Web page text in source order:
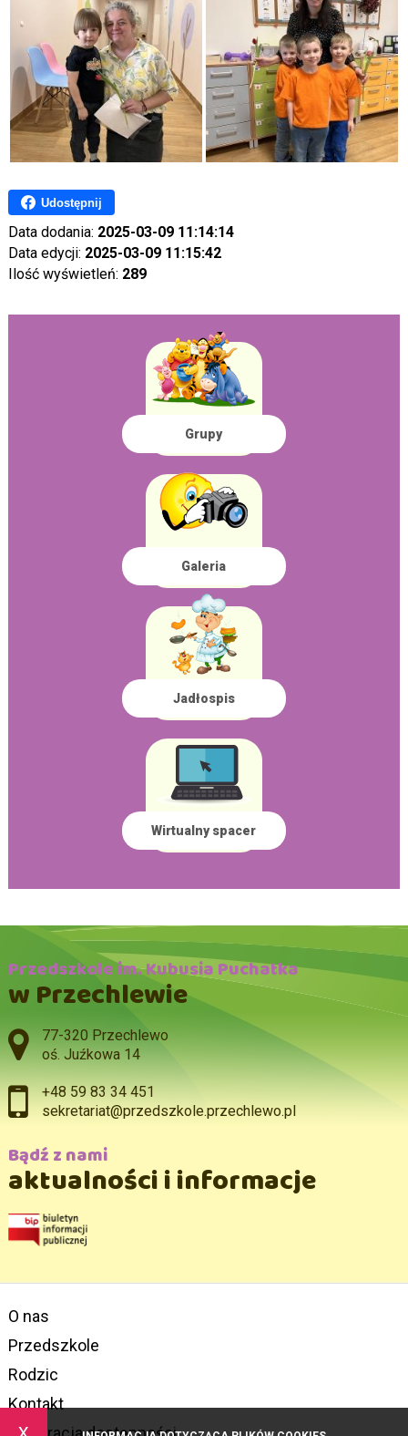
Udostępnij
Data dodania: 2025-03-09 11:14:14
Data edycji: 2025-03-09 11:15:42
Ilość wyświetleń: 289
Grupy
Galeria
Jadłospis
Wirtualny spacer
Przedszkole im. Kubusia Puchatka
w Przechlewie
Adres pocztowy:
77-320 Przechlewo
oś. Juźkowa 14
+48 59 83 34 451
sekretariat@przedszkole.przechlewo.pl
Bądź z nami
aktualności i informacje
O nas
Przedszkole
Rodzic
Kontakt